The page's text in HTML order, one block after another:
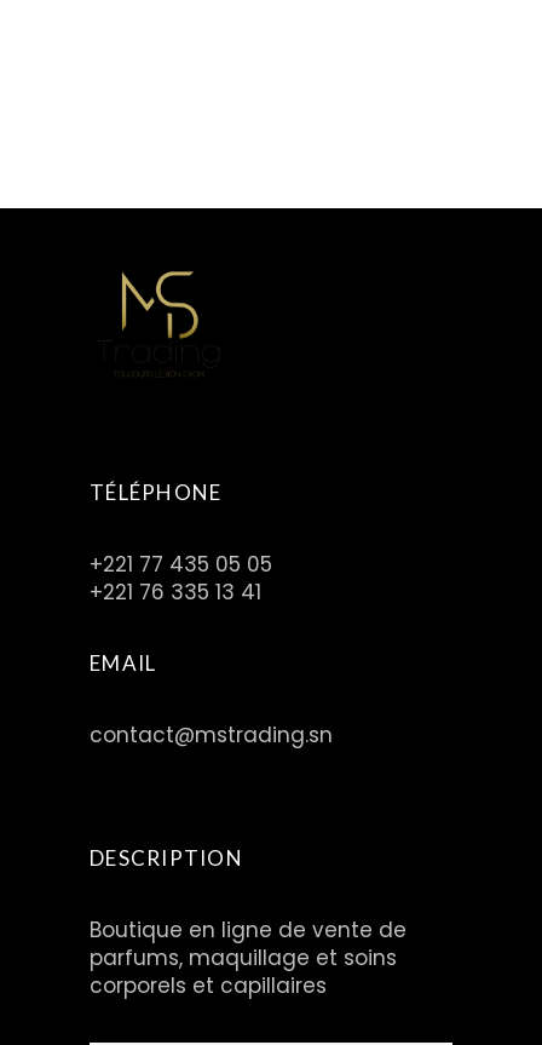
TÉLÉPHONE
+221 77 435 05 05
+221 76 335 13 41
EMAIL
contact@mstrading.sn
DESCRIPTION
Boutique en ligne de vente de
parfums, maquillage et soins
corporels et capillaires